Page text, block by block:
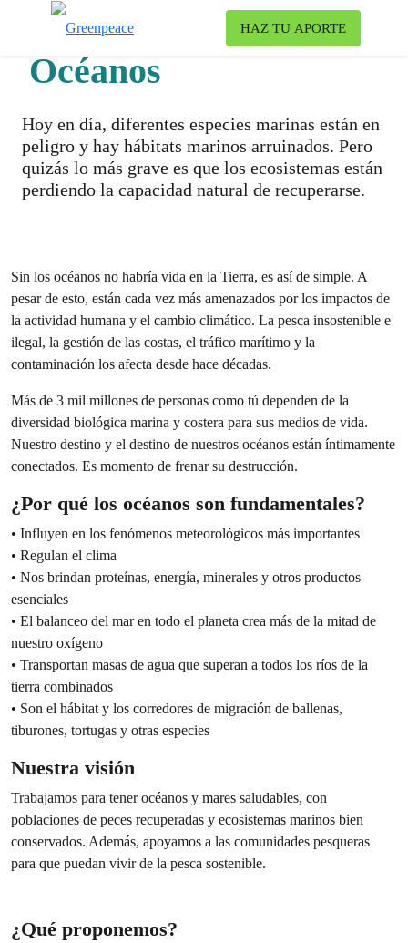
HAZ TU APORTE
Océanos
Hoy en día, diferentes especies marinas están en
peligro y hay hábitats marinos arruinados. Pero
quizás lo más grave es que los ecosistemas están
perdiendo la capacidad natural de recuperarse.
Sin los océanos no habría vida en la Tierra, es así de simple. A
pesar de esto, están cada vez más amenazados por los impactos de
la actividad humana y el cambio climático. La pesca insostenible e
ilegal, la gestión de las costas, el tráfico marítimo y la
contaminación los afecta desde hace décadas.
Más de 3 mil millones de personas como tú dependen de la
diversidad biológica marina y costera para sus medios de vida.
Nuestro destino y el destino de nuestros océanos están íntimamente
conectados. Es momento de frenar su destrucción.
¿Por qué los océanos son fundamentales?
• Influyen en los fenómenos meteorológicos más importantes
• Regulan el clima
• Nos brindan proteínas, energía, minerales y otros productos
esenciales
• El balanceo del mar en todo el planeta crea más de la mitad de
nuestro oxígeno
• Transportan masas de agua que superan a todos los ríos de la
tierra combinados
• Son el hábitat y los corredores de migración de ballenas,
tiburones, tortugas y otras especies
Nuestra visión
Trabajamos para tener océanos y mares saludables, con
poblaciones de peces recuperadas y ecosistemas marinos bien
conservados. Además, apoyamos a las comunidades pesqueras
para que puedan vivir de la pesca sostenible.
¿Qué proponemos?